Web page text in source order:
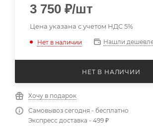
3 750 ₽/шт
Цена указана с учетом НДС 5%
Нет в наличии Нашли
НЕТ В НАЛИЧИИ
Хочу в подарок
Самовывоз сегодня - бесплатно
Экспресс доставка - 499 ₽